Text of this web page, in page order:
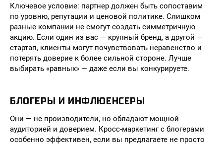
Ключевое условие: партнер должен быть сопоставим
по уровню, репутации и ценовой политике. Слишком
разные компании не смогут создать симметричную
акцию. Если один из вас — крупный бренд, а другой —
стартап, клиенты могут почувствовать неравенство и
потерять доверие к более сильной стороне. Лучше
выбирать «равных» — даже если вы конкурируете.
БЛОГЕРЫ И ИНФЛЮЕНСЕРЫ
Они — не производители, но обладают мощной
аудиторией и доверием. Кросс-маркетинг с блогерами
особенно эффективен, если вы предлагаете не просто